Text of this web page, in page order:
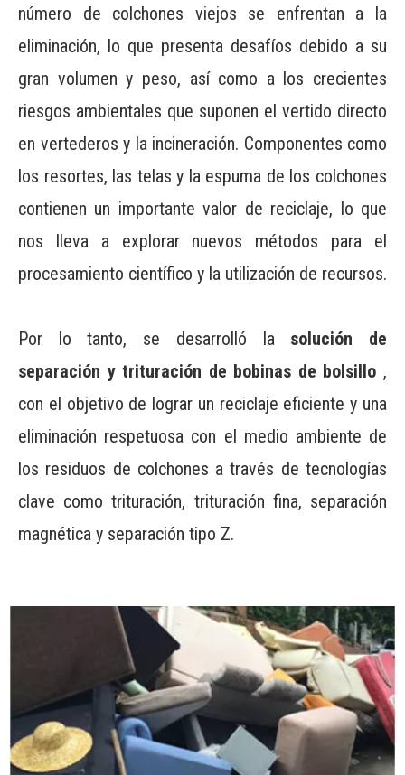
número de colchones viejos se enfrentan a la
eliminación, lo que presenta desafíos debido a su
gran volumen y peso, así como a los crecientes
riesgos ambientales que suponen el vertido directo
en vertederos y la incineración. Componentes como
los resortes, las telas y la espuma de los colchones
contienen un importante valor de reciclaje, lo que
nos lleva a explorar nuevos métodos para el
procesamiento científico y la utilización de recursos.
Por lo tanto, se desarrolló la solución de
separación y trituración de bobinas de bolsillo ,
con el objetivo de lograr un reciclaje eficiente y una
eliminación respetuosa con el medio ambiente de
los residuos de colchones a través de tecnologías
clave como trituración, trituración fina, separación
magnética y separación tipo Z.